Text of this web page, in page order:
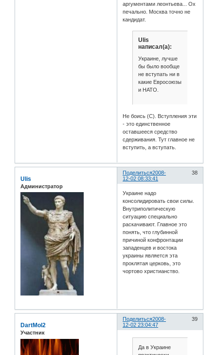
аргументами леонтьева... Ох
печально. Москва точно не
кандидат.
Ulis
написал(а):
Украине, лучше
бы было вообще
не вступать ни в
какие Евросоюзы
и НАТО.
Не боись (С). Вступления эти
- это единственное
оставшееся средство
сдерживания. Тут главное не
вступить, а вступать.
Поделиться 38
2008-
12-02 08:33:41
Ulis
Администратор
Украине надо
консолидировать свои силы.
Внутриполитическую
ситуацию специально
раскачивают. Главное это
понять, что глубинной
причиной конфронтации
западенцев и востока
украины является эта
проклятая церковь, это
чортово христианство.
Поделиться 39
2008-
12-02 23:04:47
DartMol2
Участник
Да в Украине